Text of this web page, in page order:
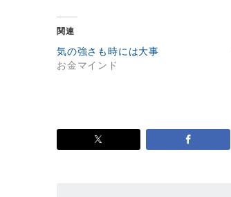
関連
気の強さも時には大事
お金マインド